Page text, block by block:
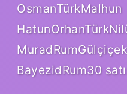
OsmanTürkMalhun
BayezidRum30